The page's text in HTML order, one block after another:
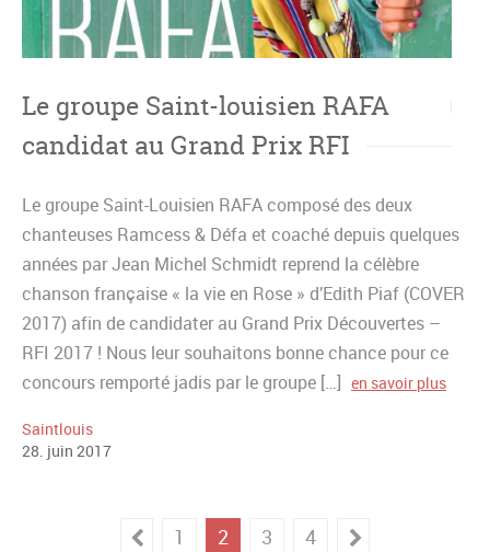
Le groupe Saint-louisien RAFA
candidat au Grand Prix RFI
Le groupe Saint-Louisien RAFA composé des deux
chanteuses Ramcess & Défa et coaché depuis quelques
années par Jean Michel Schmidt reprend la célèbre
chanson française « la vie en Rose » d’Edith Piaf (COVER
2017) afin de candidater au Grand Prix Découvertes –
RFI 2017 ! Nous leur souhaitons bonne chance pour ce
concours remporté jadis par le groupe […] en savoir plus
Saintlouis
28. juin 2017
1 2 3 4